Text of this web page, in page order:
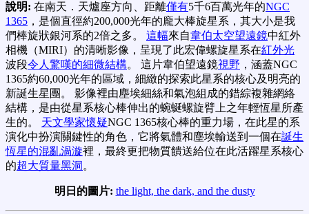
說明: 在南天．天爐座方向、距離僅有5千6百萬光年的NGC
1365 ，是個直徑約200,000光年的龐大棒旋星系，其大小是我
們棒旋狀銀河系的2倍之多。 這幅來自韋伯太空望遠鏡中紅外
相機（MIRI）的清晰影像，呈現了此宏偉螺旋星系在紅外光
波段令人驚嘆的細微結構。 這片韋伯望遠鏡視野 ，涵蓋NGC
1365約60,000光年的區域，細緻的探索此星系的核心及明亮的
新誕生星團。 影像裡由塵埃細絲和氣泡組成的錯綜複雜網絡
結構，是由從星系核心棒伸出的蜿蜒螺旋臂上之年輕恆星所產
生的。 天文學家懷疑NGC 1365核心棒的重力場，在此星的系
演化中扮演關鍵性的角色，它將氣體和塵埃輸送到一個在誕生
恆星的混亂渦漩裡，最終更把物質饋送給位在此活躍星系核心
的超大質量黑洞 。
明日的圖片: the light, the dark, and the dusty